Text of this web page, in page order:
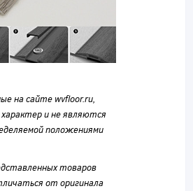
на сайте wvfloor.ru,
и не являются
положениями
товаров
от оригинала